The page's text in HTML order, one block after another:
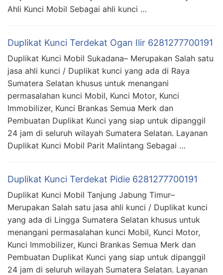
Ahli Kunci Mobil Sebagai ahli kunci …
Duplikat Kunci Terdekat Ogan Ilir 6281277700191
Duplikat Kunci Mobil Sukadana– Merupakan Salah satu
jasa ahli kunci / Duplikat kunci yang ada di Raya
Sumatera Selatan khusus untuk menangani
permasalahan kunci Mobil, Kunci Motor, Kunci
Immobilizer, Kunci Brankas Semua Merk dan
Pembuatan Duplikat Kunci yang siap untuk dipanggil
24 jam di seluruh wilayah Sumatera Selatan. Layanan
Duplikat Kunci Mobil Parit Malintang Sebagai …
Duplikat Kunci Terdekat Pidie 6281277700191
Duplikat Kunci Mobil Tanjung Jabung Timur–
Merupakan Salah satu jasa ahli kunci / Duplikat kunci
yang ada di Lingga Sumatera Selatan khusus untuk
menangani permasalahan kunci Mobil, Kunci Motor,
Kunci Immobilizer, Kunci Brankas Semua Merk dan
Pembuatan Duplikat Kunci yang siap untuk dipanggil
24 jam di seluruh wilayah Sumatera Selatan. Layanan